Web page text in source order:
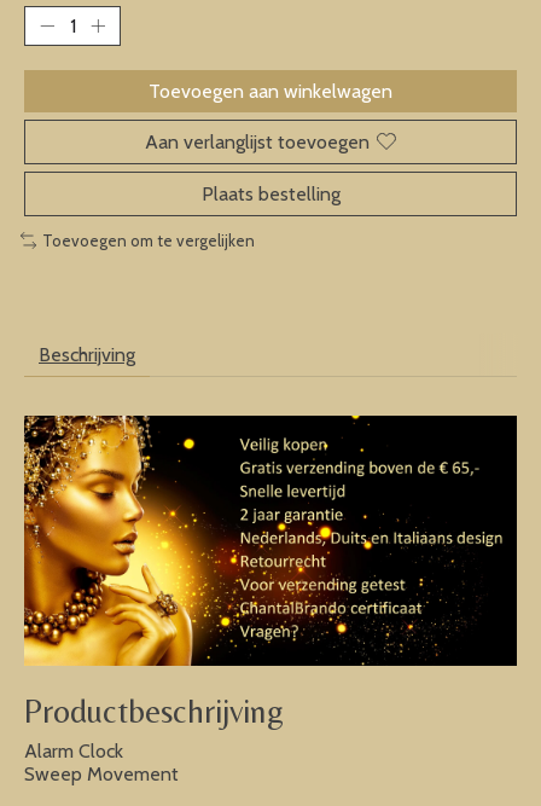
Toevoegen aan winkelwagen
Aan verlanglijst toevoegen
Plaats bestelling
Toevoegen om te vergelijken
Beschrijving
Productbeschrijving
Alarm Clock
Sweep Movement